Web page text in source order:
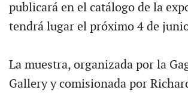
publicará en el catálogo de la
tendrá lugar el próximo 4 de
La muestra, organizada por la
Gallery y comisionada por